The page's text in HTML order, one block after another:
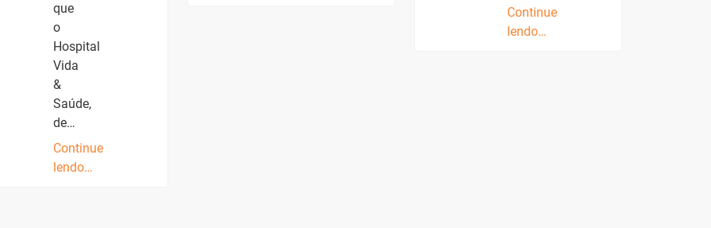
que
o
Hospital
Vida
&
Saúde,
de…
Continue
lendo…
Continue
lendo…